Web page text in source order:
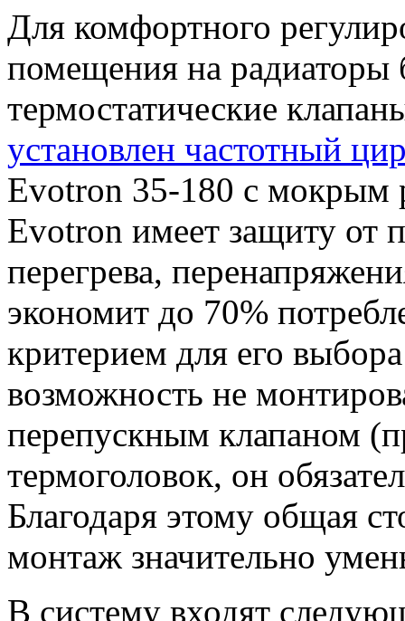
Для комфортного
помещения на радиаторы
термостатические
установлен частотный
Evotron 35-180 с мокрым
Evotron имеет защиту от
перегрева,
экономит до 70%
критерием для его
возможность не
перепускным клапаном
термоголовок, он
Благодаря этому общая
монтаж значительно
В систему входят